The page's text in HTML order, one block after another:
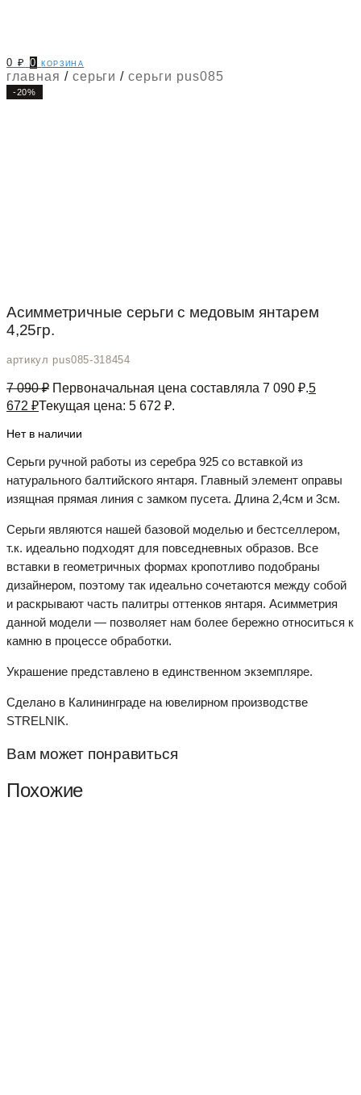
0₽ 0 корзина
главная / серьги /серьги pus085
-20%
Асимметричные серьги с медовым янтарем
4,25гр.
артикул pus085-318454
7 090₽ Первоначальная цена составляла 7 090 ₽.5
672 ₽Текущая цена: 5 672 ₽.
Нет в наличии
Серьги ручной работы из серебра 925 со вставкой из
натурального балтийского янтаря. Главный элемент оправы
изящная прямая линия с замком пусета. Длина 2,4см и 3см.
Серьги являются нашей базовой моделью и бестселлером,
т.к. идеально подходят для повседневных образов. Все
вставки в геометричных формах кропотливо подобраны
дизайнером, поэтому так идеально сочетаются между собой
и раскрывают часть палитры оттенков янтаря. Асимметрия
данной модели — позволяет нам более бережно относиться к
камню в процессе обработки.
Украшение представлено в единственном экземпляре.
Сделано в Калининграде на ювелирном производстве
STRELNIK.
Вам может понравиться
Похожие